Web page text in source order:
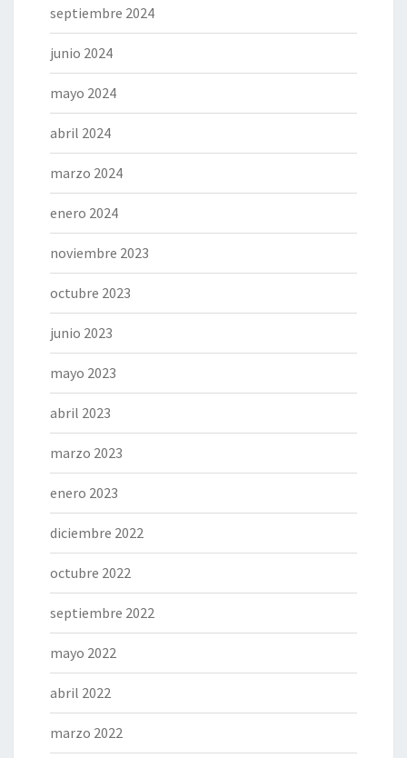
septiembre 2024
junio 2024
mayo 2024
abril 2024
marzo 2024
enero 2024
noviembre 2023
octubre 2023
junio 2023
mayo 2023
abril 2023
marzo 2023
enero 2023
diciembre 2022
octubre 2022
septiembre 2022
mayo 2022
abril 2022
marzo 2022